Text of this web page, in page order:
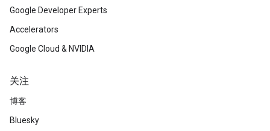
Google Developer Experts
Accelerators
Google Cloud & NVIDIA
关注
博客
Bluesky